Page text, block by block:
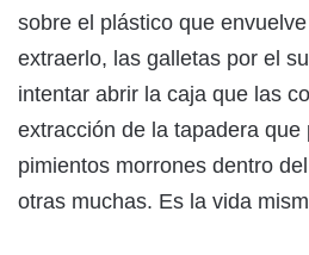
sobre el plástico que
extraerlo, las galletas por el
intentar abrir la caja que las
extracción de la tapadera que
pimientos morrones dentro
otras muchas. Es la vida